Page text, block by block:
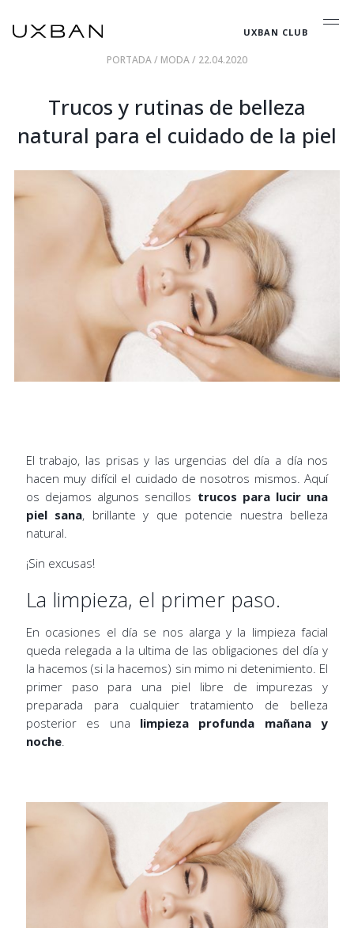
UXBAN CLUB
PORTADA/ MODA/ 22.04.2020
Trucos y rutinas de belleza
natural para el cuidado de la piel
El trabajo, las prisas y las urgencias del día a día nos
hacen muy difícil el cuidado de nosotros mismos. Aquí
os dejamos algunos sencillos trucos para lucir una
piel sana, brillante y que potencie nuestra belleza
natural.
¡Sin excusas!
La limpieza, el primer paso.
En ocasiones el día se nos alarga y la limpieza facial
queda relegada a la ultima de las obligaciones del día y
la hacemos (si la hacemos) sin mimo ni detenimiento. El
primer paso para una piel libre de impurezas y
preparada para cualquier tratamiento de belleza
posterior es una limpieza profunda mañana y
noche.